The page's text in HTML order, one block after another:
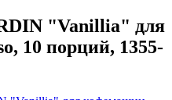
"Vanillia" для
10 порций, 1355-